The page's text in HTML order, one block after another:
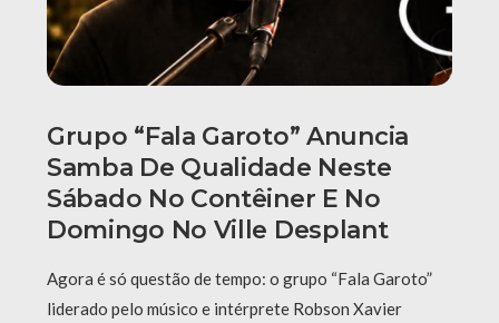
Grupo “Fala Garoto” Anuncia
Samba De Qualidade Neste
Sábado No Contêiner E No
Domingo No Ville Desplant
Agora é só questão de tempo: o grupo “Fala Garoto”
liderado pelo músico e intérprete Robson Xavier